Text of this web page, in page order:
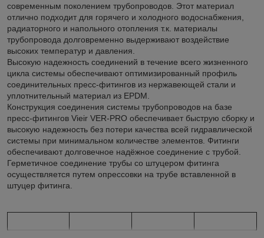
современным поколением трубопроводов. Этот материал
отлично подходит для горячего и холодного водоснабжения,
радиаторного и напольного отопления т.к. материалы
трубопровода долговременно выдерживают воздействие
высоких температур и давления.
Высокую надежность соединений в течение всего жизненного
цикла системы обеспечивают оптимизированный профиль
соединительных пресс-фитингов из нержавеющей стали и
уплотнительный материал из EPDM.
Конструкция соединения системы трубопроводов на базе
пресс-фитингов Vieir VER-PRO обеспечивает быструю сборку и
высокую надежность без потери качества всей гидравлической
системы при минимальном количестве элементов. Фитинги
обеспечивают долговечное надёжное соединение с трубой.
Герметичное соединение трубы со штуцером фитинга
осуществляется путем опрессовки на трубе вставленной в
штуцер фитинга.